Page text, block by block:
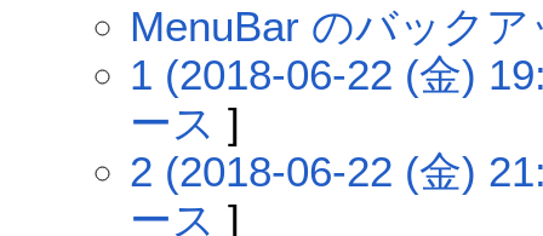
MenuBar のバック
1 (2018-06-22 (金)
ース ]
2 (2018-06-22 (金)
ース ]